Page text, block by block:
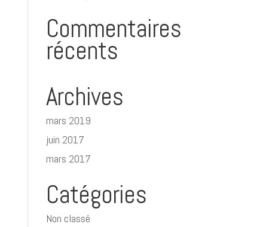
Commentaires
récents
Archives
mars 2019
juin 2017
mars 2017
Catégories
Non classé